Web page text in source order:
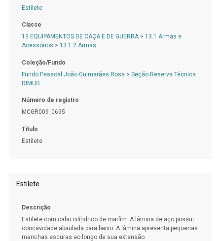
Estilete
Classe
13 EQUIPAMENTOS DE CAÇA E DE GUERRA> 13.1 Armas e
Acessórios > 13.1.2 Armas
Coleção/Fundo
Fundo Pessoal João Guimarães Rosa > Seção Reserva Técnica
DIMUS
Número de registro
MCGR009_0695
Título
Estilete
Estilete
Descrição
Estilete com cabo cilíndrico de marfim. A lâmina de aço possui
concavidade abaulada para baixo. A lâmina apresenta pequenas
manchas escuras ao longo de sua extensão.